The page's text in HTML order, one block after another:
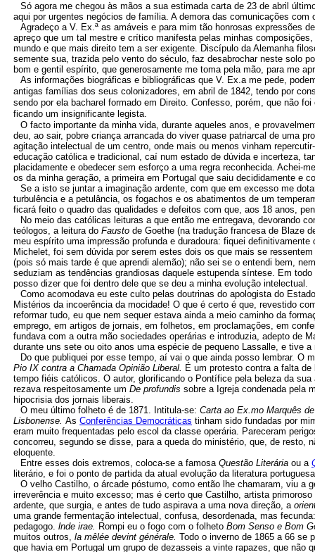
Só agora me chegou às mãos a sua estimada carta de 23 de abril
aqui por urgentes negócios de família. A demora das comunicações
Agradeço a V. Ex.ª as amáveis e para mim tão honrosas expressões
apreço que um tal mestre e crítico manifesta pelas minhas
mundo e que mais direito tem a ser exigente. Discípulo da Alemanha
semente sua, trazida pelo vento do século, faz desabrochar neste solo
bom e gentil espírito, que generosamente me toma pela mão, para me
As informações biográficas e bibliográficas que V. Ex.a me pede,
antigas famílias dos seus colonizadores, em abril de 1842, tendo por
sendo por ela bacharel formado em Direito. Confesso, porém, que não
ficando um insignificante legista.
O facto importante da minha vida, durante aqueles anos, e
deu, ao sair, pobre criança arrancada do viver quase patriarcal de uma
agitação intelectual de um centro, onde mais ou menos vinham
educação católica e tradicional, caí num estado de dúvida e incerteza,
placidamente e obedecer sem esforço a uma regra reconhecida. Achei-
os da minha geração, a primeira em Portugal que saiu decididamente e
Se a isto se juntar a imaginação ardente, com que em excesso me
turbulência e a petulância, os fogachos e os abatimentos de um
ficará feito o quadro das qualidades e defeitos com que, aos 18 anos,
No meio das católicas leituras a que então me entregava, devorando
teólogos, a leitura do Fausto de Goethe (na tradução francesa de Blaze
meu espírito uma impressão profunda e duradoura: fiquei
Michelet, foi sem dúvida por serem estes dois os que mais se
(pois só mais tarde é que aprendi alemão); não sei se o entendi bem,
seduziam as tendências grandiosas daquele estupenda síntese. Em
posso dizer que foi dentro dele que se deu a minha evolução intelectual.
Como acomodava eu este culto pelas doutrinas do apologista do
Mistérios da incoerência da mocidade! O que é certo é que, revestido
reformar tudo, eu que nem sequer estava ainda a meio caminho da
emprego, em artigos de jornais, em folhetos, em proclamações, em
fundava com a outra mão sociedades operárias e introduzia, adepto de
durante uns sete ou oito anos uma espécie de pequeno Lassalle, e tive a
Do que publiquei por esse tempo, aí vai o que ainda posso lembrar. O
Pio IX contra a Chamada Opinião Liberal. É um protesto contra a falta
tempo fiéis católicos. O autor, glorificando o Pontífice pela beleza da
rezava respeitosamente um De profundis sobre a Igreja condenada pela
hipocrisia dos jornais liberais.
O meu último folheto é de 1871. Intitula-se: Carta ao Ex.mo Marquês
Lisbonense. As Conferências Democráticas tinham sido fundadas por
eram muito frequentadas pelo escol da classe operária. Pareceram
concorreu, segundo se disse, para a queda do ministério, que, de resto,
eloquente.
Entre esses dois extremos, coloca-se a famosa Questão Literária ou a
literário, e foi o ponto de partida da atual evolução da literatura
O velho Castilho, o árcade póstumo, como então lhe chamaram, viu a
irreverência e muito excesso; mas é certo que Castilho, artista
ardente, que surgia, e antes de tudo aspirava a uma nova direção, a
uma grande fermentação intelectual, confusa, desordenada, mas
pedagogo. lnde irae. Rompi eu o fogo com o folheto Bom Senso e Bom
muitos outros, la mêlée devint générale. Todo o inverno de 1865 a 66 se
que havia em Portugal um grupo de dezasseis a vinte rapazes, que não